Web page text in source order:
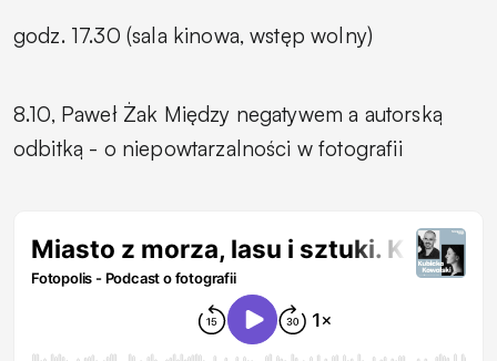
godz. 17.30 (sala kinowa, wstęp wolny)
8.10, Paweł Żak Między negatywem a autorską
odbitką - o niepowtarzalności w fotografii